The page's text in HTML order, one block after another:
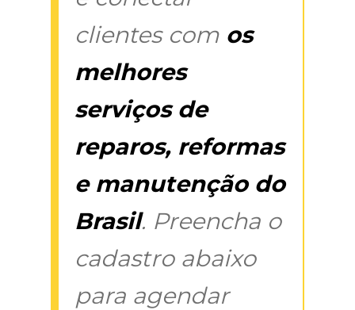
clientes com os
melhores
serviços de
reparos, reformas
e manutenção do
Brasil. Preencha o
cadastro abaixo
para agendar